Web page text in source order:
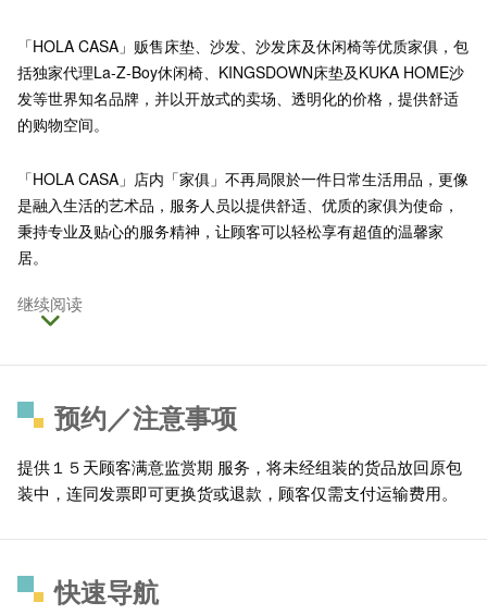
「HOLA CASA」贩售床垫、沙发、沙发床及休闲椅等优质家俱，包
括独家代理La-Z-Boy休闲椅、KINGSDOWN床垫及KUKA HOME沙
发等世界知名品牌，并以开放式的卖场、透明化的价格，提供舒适
的购物空间。
「HOLA CASA」店内「家俱」不再局限於一件日常生活用品，更像
是融入生活的艺术品，服务人员以提供舒适、优质的家俱为使命，
秉持专业及贴心的服务精神，让顾客可以轻松享有超值的温馨家
居。
继续阅读
预约／注意事项
提供１５天顾客满意监赏期 服务，将未经组装的货品放回原包
装中，连同发票即可更换货或退款，顾客仅需支付运输费用。
快速导航